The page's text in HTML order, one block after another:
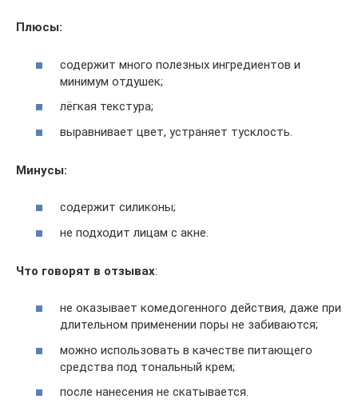
Плюсы:
содержит много полезных ингредиентов и
минимум отдушек;
лёгкая текстура;
выравнивает цвет, устраняет тусклость.
Минусы:
содержит силиконы;
не подходит лицам с акне.
Что говорят в отзывах:
не оказывает комедогенного действия, даже при
длительном применении поры не забиваются;
можно использовать в качестве питающего
средства под тональный крем;
после нанесения не скатывается.